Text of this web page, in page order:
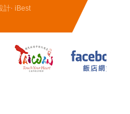
計‧ iBest